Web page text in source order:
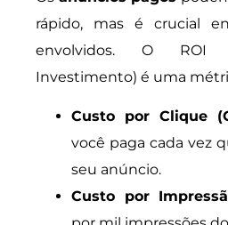
rápido, mas é crucial
envolvidos. O ROI
Investimento) é uma
Custo por Clique
você paga cada vez
seu anúncio.
Custo por